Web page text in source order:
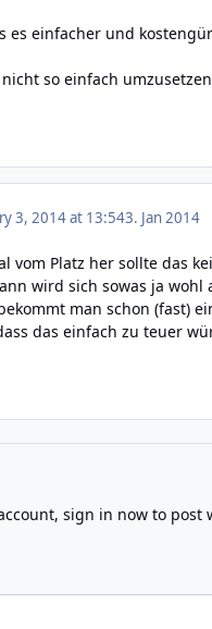
es einfacher und
so einfach
3, 2014 at 13:543. Jan 2014
vom Platz her sollte das
wird sich sowas ja
man schon (fast)
das einfach zu teuer
sign in nowto post